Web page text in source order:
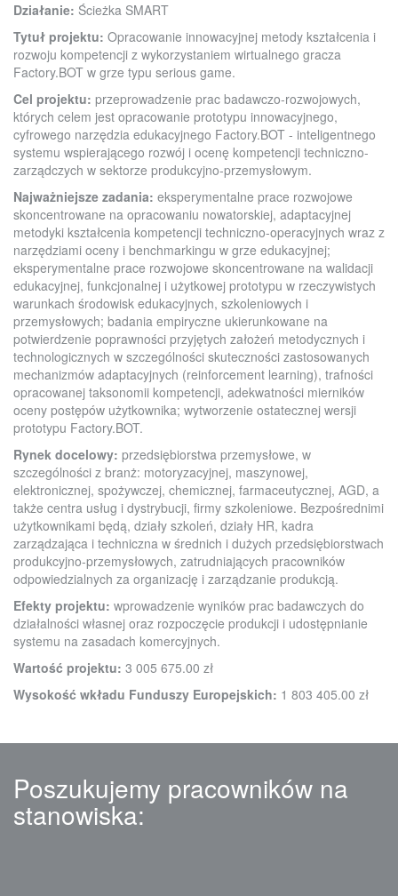
Działanie: Ścieżka SMART
Tytuł projektu: Opracowanie innowacyjnej metody kształcenia i
rozwoju kompetencji z wykorzystaniem wirtualnego gracza
Factory.BOT w grze typu serious game.
Cel projektu: przeprowadzenie prac badawczo-rozwojowych,
których celem jest opracowanie prototypu innowacyjnego,
cyfrowego narzędzia edukacyjnego Factory.BOT - inteligentnego
systemu wspierającego rozwój i ocenę kompetencji techniczno-
zarządczych w sektorze produkcyjno-przemysłowym.
Najważniejsze zadania: eksperymentalne prace rozwojowe
skoncentrowane na opracowaniu nowatorskiej, adaptacyjnej
metodyki kształcenia kompetencji techniczno-operacyjnych wraz z
narzędziami oceny i benchmarkingu w grze edukacyjnej;
eksperymentalne prace rozwojowe skoncentrowane na walidacji
edukacyjnej, funkcjonalnej i użytkowej prototypu w rzeczywistych
warunkach środowisk edukacyjnych, szkoleniowych i
przemysłowych; badania empiryczne ukierunkowane na
potwierdzenie poprawności przyjętych założeń metodycznych i
technologicznych w szczególności skuteczności zastosowanych
mechanizmów adaptacyjnych (reinforcement learning), trafności
opracowanej taksonomii kompetencji, adekwatności mierników
oceny postępów użytkownika; wytworzenie ostatecznej wersji
prototypu Factory.BOT.
Rynek docelowy: przedsiębiorstwa przemysłowe, w
szczególności z branż: motoryzacyjnej, maszynowej,
elektronicznej, spożywczej, chemicznej, farmaceutycznej, AGD, a
także centra usług i dystrybucji, firmy szkoleniowe. Bezpośrednimi
użytkownikami będą, działy szkoleń, działy HR, kadra
zarządzająca i techniczna w średnich i dużych przedsiębiorstwach
produkcyjno-przemysłowych, zatrudniających pracowników
odpowiedzialnych za organizację i zarządzanie produkcją.
Efekty projektu: wprowadzenie wyników prac badawczych do
działalności własnej oraz rozpoczęcie produkcji i udostępnianie
systemu na zasadach komercyjnych.
Wartość projektu: 3 005 675.00 zł
Wysokość wkładu Funduszy Europejskich: 1 803 405.00 zł
Poszukujemy pracowników na
stanowiska: